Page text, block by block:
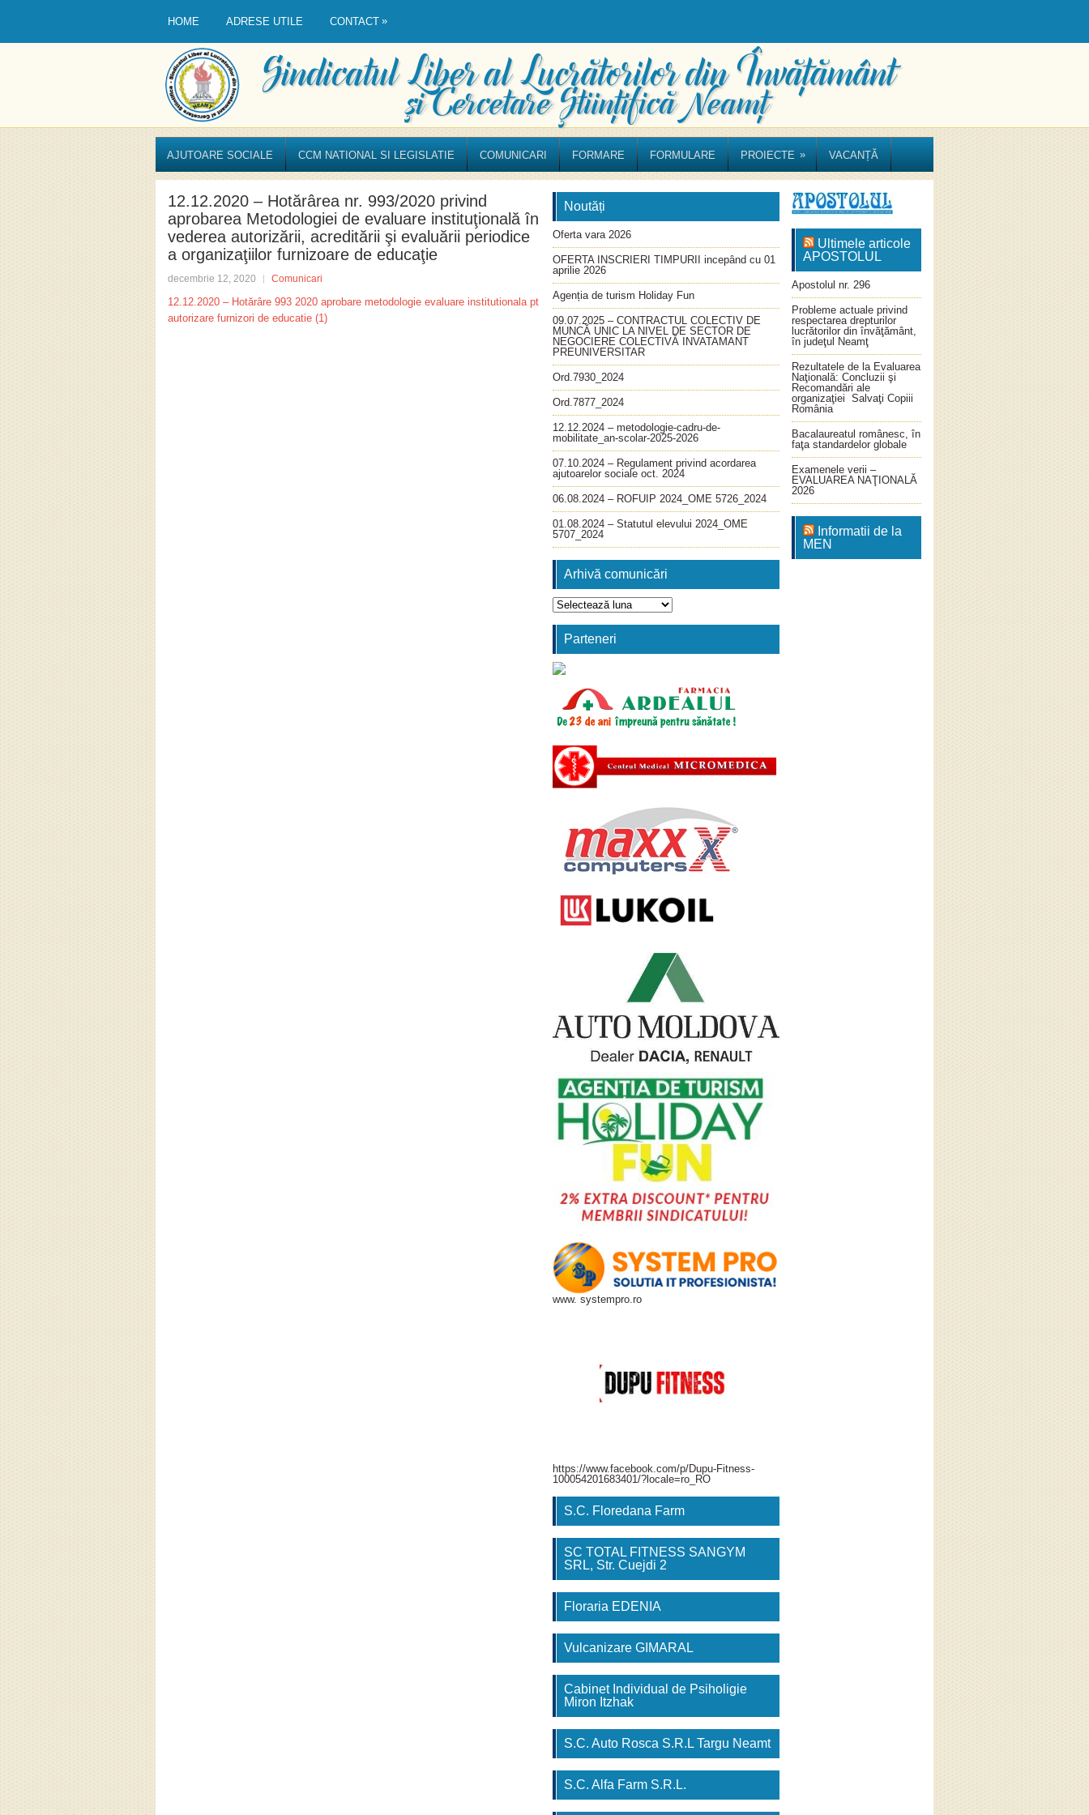
HOME ADRESE UTILE CONTACT »
AJUTOARE SOCIALE CCM NATIONAL SI LEGISLATIE COMUNICARI FORMARE FORMULARE PROIECTE » VACANȚĂ
12.12.2020 – Hotărârea nr. 993/2020 privind
aprobarea Metodologiei de evaluare instituţională în
vederea autorizării, acreditării şi evaluării periodice
a organizaţiilor furnizoare de educaţie
decembrie 12, 2020 Comunicari
12.12.2020 – Hotărâre 993 2020 aprobare metodologie evaluare institutionala pt
autorizare furnizori de educatie (1)
Noutăți
Oferta vara 2026
OFERTA INSCRIERI TIMPURII incepând cu 01
aprilie 2026
Agenția de turism Holiday Fun
09.07.2025 – CONTRACTUL COLECTIV DE
MUNCĂ UNIC LA NIVEL DE SECTOR DE
NEGOCIERE COLECTIVĂ INVATAMANT
PREUNIVERSITAR
Ord.7930_2024
Ord.7877_2024
12.12.2024 – metodologie-cadru-de-
mobilitate_an-scolar-2025-2026
07.10.2024 – Regulament privind acordarea
ajutoarelor sociale oct. 2024
06.08.2024 – ROFUIP 2024_OME 5726_2024
01.08.2024 – Statutul elevului 2024_OME
5707_2024
Arhivă comunicări
Arhivă
comunicări
Parteneri
www. systempro.ro
https://www.facebook.com/p/Dupu-Fitness-
100054201683401/?locale=ro_RO
S.C. Floredana Farm
SC TOTAL FITNESS SANGYM
SRL, Str. Cuejdi 2
Floraria EDENIA
Vulcanizare GIMARAL
Cabinet Individual de Psiholigie
Miron Itzhak
S.C. Auto Rosca S.R.L Targu Neamt
S.C. Alfa Farm S.R.L.
Ultimele articole
APOSTOLUL
Apostolul nr. 296
Probleme actuale privind
respectarea drepturilor
lucrătorilor din învăţământ,
în judeţul Neamţ
Rezultatele de la Evaluarea
Naţională: Concluzii şi
Recomandări ale
organizaţiei Salvaţi Copiii
România
Bacalaureatul românesc, în
faţa standardelor globale
Examenele verii –
EVALUAREA NAŢIONALĂ
2026
Informatii de la
MEN